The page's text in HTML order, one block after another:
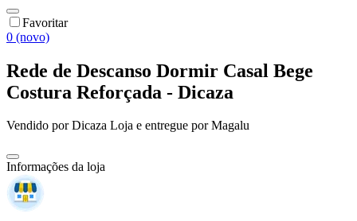
Favoritar
0 (novo)
Rede de Descanso Dormir Casal Bege
Costura Reforçada - Dicaza
Vendido porDicaza Loja e entregue por Magalu
Informações da loja